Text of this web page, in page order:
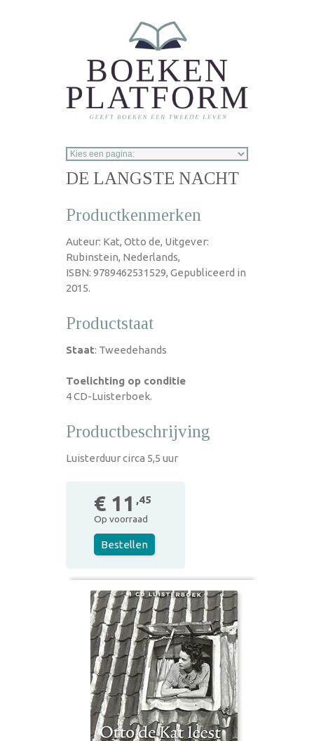
DE LANGSTE NACHT
Productkenmerken
Auteur: Kat, Otto de, Uitgever:
Rubinstein, Nederlands,
ISBN: 9789462531529, Gepubliceerd in
2015.
Productstaat
Staat: Tweedehands
Toelichting op conditie
4 CD-Luisterboek.
Productbeschrijving
Luisterduur circa 5,5 uur
€ 11 ,45
Op voorraad
Bestellen